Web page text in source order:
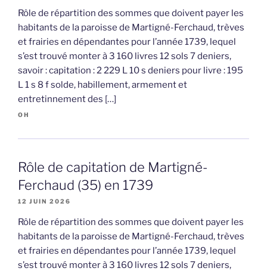
Rôle de répartition des sommes que doivent payer les
habitants de la paroisse de Martigné-Ferchaud, trèves
et frairies en dépendantes pour l’année 1739, lequel
s’est trouvé monter à 3 160 livres 12 sols 7 deniers,
savoir : capitation : 2 229 L 10 s deniers pour livre : 195
L 1 s 8 f solde, habillement, armement et
entretinnement des […]
OH
Rôle de capitation de Martigné-
Ferchaud (35) en 1739
12 JUIN 2026
Rôle de répartition des sommes que doivent payer les
habitants de la paroisse de Martigné-Ferchaud, trèves
et frairies en dépendantes pour l’année 1739, lequel
s’est trouvé monter à 3 160 livres 12 sols 7 deniers,